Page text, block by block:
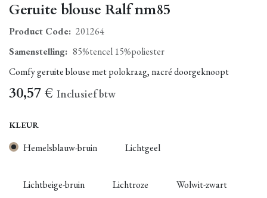
Geruite blouse Ralf nm85
Product Code: 201264
Samenstelling: 85%tencel 15%poliester
Comfy geruite blouse met polokraag, nacré doorgeknoopt
30,57€ Inclusief btw
KLEUR
Hemelsblauw-bruin Lichtgeel
Lichtbeige-bruin Lichtroze Wolwit-zwart